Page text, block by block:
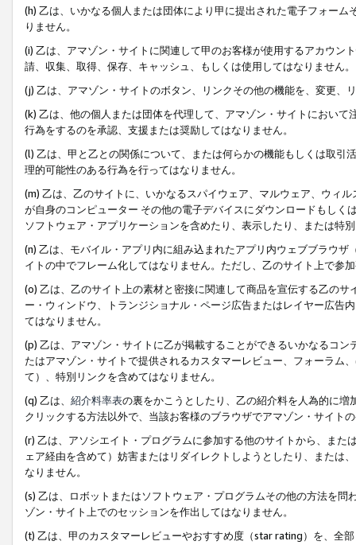
(h) 乙は、いかなる個人または団体により甲に提出された電子フォー
りません。
(i) 乙は、アマゾン・サイトに関連して甲のお客様が使用するアカウン
請、収集、取得、保存、キャッシュ、もしくは使用してはなりません。
(j) 乙は、アマゾン・サイトのボタン、リンクその他の機能を、変更、
(k) 乙は、他の個人または団体を代理して、アマゾン・サイトにおい
行為をするのを承認、支援または奨励してはなりません。
(l) 乙は、甲と乙との関係について、または何らかの機能もしくは取
理的可能性のある行為を行ってはなりません。
(m) 乙は、乙のサイトに、いかなるスパイウェア、マルウェア、ウィ
が自身のコンピューター その他の電子デバイスにダウンロードもし
ソフトウェア・アプリケーションを含めたり、表示したり、または特
(n) 乙は、モバイル・アプリ内に組み込まれたアプリ内ウェブブラウ
イトの中でフレーム化してはなりません。ただし、乙のサイト上で参
(o) 乙は、乙のサイト上の素材と密接に関連して商品を宣伝する乙の
ー・ウィンドウ、トランジショナル・ページ広告またはレイヤー広告
てはなりません。
(p) 乙は、アマゾン・サイトに乙が掲載することができるいかなるコ
たはアマゾン・サイトで提供されるカスタマーレビュー、フォーラム
て）、特別リンクを含めてはなりません。
(q) 乙は、 紹介料率表の裏をかこうとしたり、乙の紹介料を人為的に
クリックする方法以外で、当該お客様のブラウザでアマゾン・サイト
(r) 乙は、アソシエイト・プログラムに参加する他のサイトから、ま
ェア経由を含めて）妨害またはリダイレクトしようとしたり、または
なりません。
(s) 乙は、ロボットまたはソフトウェア・プログラムその他の方法を
ゾン・サイト上でのセッションを作出してはなりません。
(t) 乙は、甲のカスタマーレビューやおすすめ度（star rating）を、全